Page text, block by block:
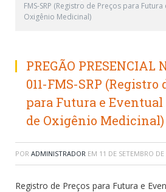
FMS-SRP (Registro de Preços para
Oxigênio Medicinal)
PREGÃO PRESENCIAL
011-FMS-SRP (Registro
para Futura e
de Oxigênio Medicinal)
POR ADMINISTRADOR EM 11 DE SETEMBRO DE
Registro de Preços para Futura e